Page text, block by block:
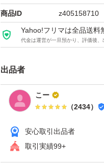
【対応クラブ（テーラーメ
#Qi10
#Qi10MAX
#ステルス
#ステルスプラス
#ステルスHD
#ステルス2
商品ID z405158710
Yahoo!フリマは全品送料
代金は運営が一旦預かり、評価後
出品者
こー
（2434）
安心取引出品者
取引実績99+